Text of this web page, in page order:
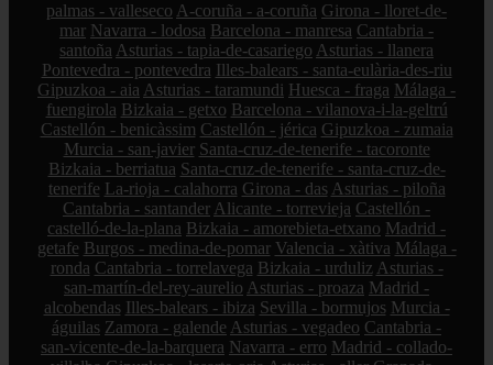
palmas - valleseco A-coruña - a-coruña Girona - lloret-de-
mar Navarra - lodosa Barcelona - manresa Cantabria -
santoña Asturias - tapia-de-casariego Asturias - llanera
Pontevedra - pontevedra Illes-balears - santa-eulària-des-riu
Gipuzkoa - aia Asturias - taramundi Huesca - fraga Málaga -
fuengirola Bizkaia - getxo Barcelona - vilanova-i-la-geltrú
Castellón - benicàssim Castellón - jérica Gipuzkoa - zumaia
Murcia - san-javier Santa-cruz-de-tenerife - tacoronte
Bizkaia - berriatua Santa-cruz-de-tenerife - santa-cruz-de-
tenerife La-rioja - calahorra Girona - das Asturias - piloña
Cantabria - santander Alicante - torrevieja Castellón -
castelló-de-la-plana Bizkaia - amorebieta-etxano Madrid -
getafe Burgos - medina-de-pomar Valencia - xàtiva Málaga -
ronda Cantabria - torrelavega Bizkaia - urduliz Asturias -
san-martín-del-rey-aurelio Asturias - proaza Madrid -
alcobendas Illes-balears - ibiza Sevilla - bormujos Murcia -
águilas Zamora - galende Asturias - vegadeo Cantabria -
san-vicente-de-la-barquera Navarra - erro Madrid - collado-